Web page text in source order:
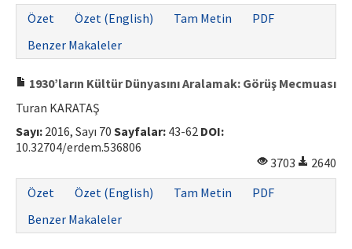
Özet
Özet (English) Tam Metin
PDF
Benzer Makaleler
1930’ların Kültür Dünyasını Aralamak: Görüş Mecmuası
Turan KARATAŞ
Sayı: 2016, Sayı 70 Sayfalar: 43-62 DOI:
10.32704/erdem.536806
3703
2640
Özet
Özet (English) Tam Metin
PDF
Benzer Makaleler